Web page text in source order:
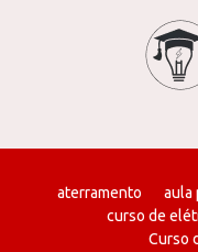
aterramento aula
curso de
Curso